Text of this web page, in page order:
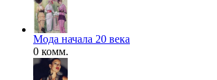
Мода начала 20 века
0 комм.